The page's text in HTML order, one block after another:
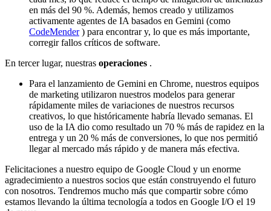
en más del 90 %. Además, hemos creado y utilizamos
activamente agentes de IA basados en Gemini (como
CodeMender) para encontrar y, lo que es más importante,
corregir fallos críticos de software.
En tercer lugar, nuestras operaciones .
Para el lanzamiento de Gemini en Chrome, nuestros equipos
de marketing utilizaron nuestros modelos para generar
rápidamente miles de variaciones de nuestros recursos
creativos, lo que históricamente habría llevado semanas. El
uso de la IA dio como resultado un 70 % más de rapidez en la
entrega y un 20 % más de conversiones, lo que nos permitió
llegar al mercado más rápido y de manera más efectiva.
Felicitaciones a nuestro equipo de Google Cloud y un enorme
agradecimiento a nuestros socios que están construyendo el futuro
con nosotros. Tendremos mucho más que compartir sobre cómo
estamos llevando la última tecnología a todos en Google I/O el 19